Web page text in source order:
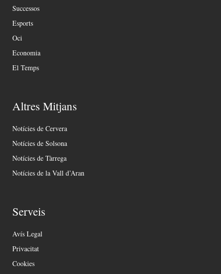
Successos
Esports
Oci
Economia
El Temps
Altres Mitjans
Notícies de Cervera
Notícies de Solsona
Notícies de Tàrrega
Notícies de la Vall d’Aran
Serveis
Avís Legal
Privacitat
Cookies